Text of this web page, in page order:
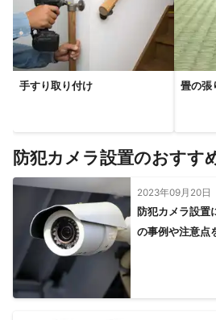
南丹市
京丹波町 綾部市 福知
与謝野町
伊根町 京丹後市
【滋賀県】
草津市 栗東市 守山市
豊郷町
愛荘町 甲良町 高島市
米原市
長浜市
手すり取り付け 畳の張
防犯カメラ設置のおすす
2023年09月20日
防犯カメラ設置
の事例や注意点